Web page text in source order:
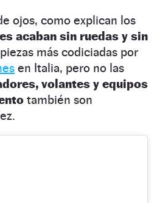
ojos, como explican los
acaban sin ruedas y sin
más codiciadas por
en Italia, pero no las
volantes y equipos
también son